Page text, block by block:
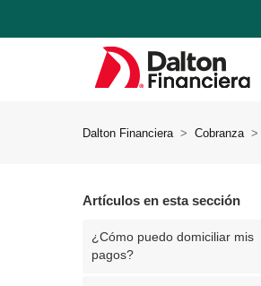
Dalton Financiera Cobranza
Artículos en esta sección
¿Cómo puedo domiciliar mis
pagos?